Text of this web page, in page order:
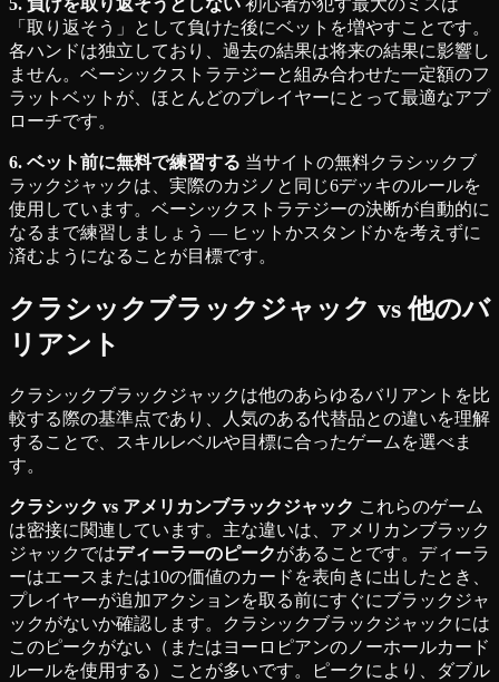
「取り返そう」として負けた後にベットを増やすことです。
各ハンドは独立しており、過去の結果は将来の結果に影響し
ません。ベーシックストラテジーと組み合わせた一定額のフ
ラットベットが、ほとんどのプレイヤーにとって最適なアプ
ローチです。
6. ベット前に無料で練習する 当サイトの無料クラシックブ
ラックジャックは、実際のカジノと同じ6デッキのルールを
使用しています。ベーシックストラテジーの決断が自動的に
なるまで練習しましょう — ヒットかスタンドかを考えずに
済むようになることが目標です。
クラシックブラックジャック vs 他のバ
リアント
クラシックブラックジャックは他のあらゆるバリアントを比
較する際の基準点であり、人気のある代替品との違いを理解
することで、スキルレベルや目標に合ったゲームを選べま
す。
クラシック vs アメリカンブラックジャック これらのゲーム
は密接に関連しています。主な違いは、アメリカンブラック
ジャックではディーラーのピークがあることです。ディーラ
ーはエースまたは10の価値のカードを表向きに出したとき、
プレイヤーが追加アクションを取る前にすぐにブラックジャ
ックがないか確認します。クラシックブラックジャックには
このピークがない（またはヨーロピアンのノーホールカード
ルールを使用する）ことが多いです。ピークにより、ダブル